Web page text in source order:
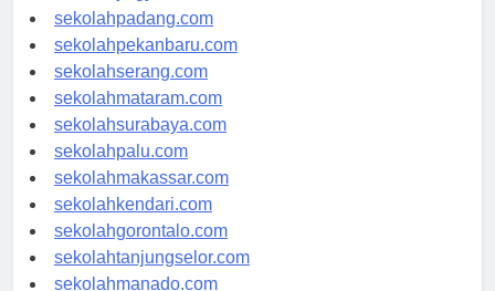
sekolahyogyakarta.com
sekolahpadang.com
sekolahpekanbaru.com
sekolahserang.com
sekolahmataram.com
sekolahsurabaya.com
sekolahpalu.com
sekolahmakassar.com
sekolahkendari.com
sekolahgorontalo.com
sekolahtanjungselor.com